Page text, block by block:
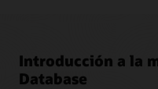
Introducción a la
Database